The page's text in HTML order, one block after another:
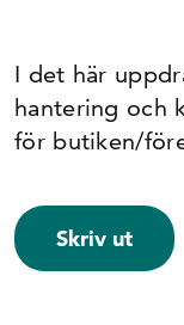
I det här
hantering och
för butiken/
Skriv ut